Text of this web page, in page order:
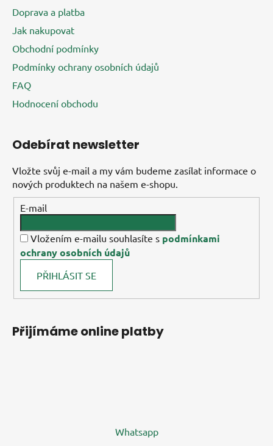
Doprava a platba
Jak nakupovat
Obchodní podmínky
Podmínky ochrany osobních údajů
FAQ
Hodnocení obchodu
Odebírat newsletter
Vložte svůj e-mail a my vám budeme zasílat informace o
nových produktech na našem e-shopu.
E-mail
Vložením e-mailu souhlasíte s podmínkami
ochrany osobních údajů
PŘIHLÁSIT SE
Přijímáme online platby
Whatsapp